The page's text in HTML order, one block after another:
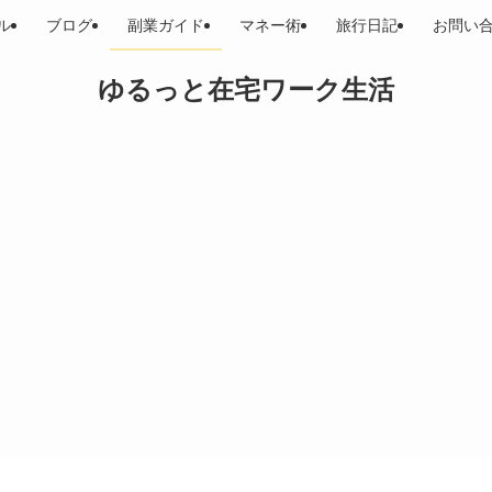
ゆるっと在宅ワーク生活
ブログ 副業ガイド マネー術 旅行日記 お問い